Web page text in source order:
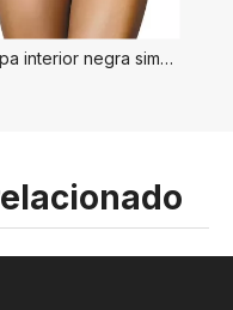
Ropa interior negra simple para mujer